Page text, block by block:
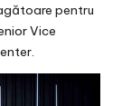
pentru
Vice